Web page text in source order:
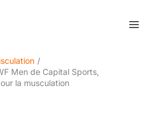
Men de Capital Sports,
la musculation